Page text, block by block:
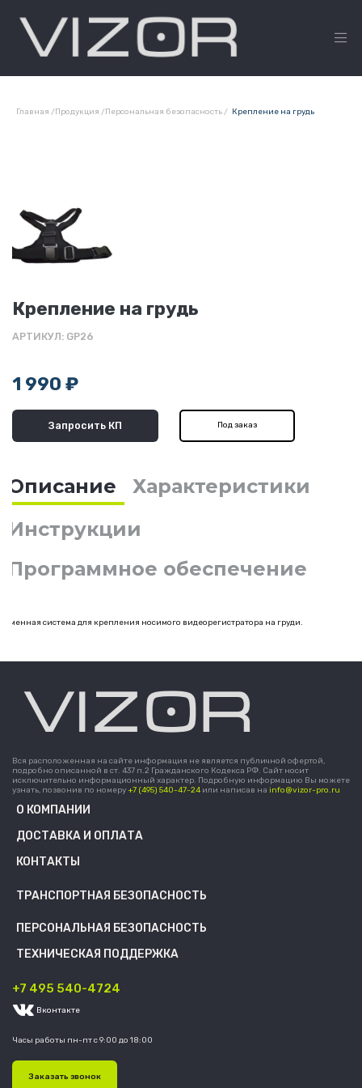
Главная /Продукция /Персональная безопасность / Крепление на грудь
Крепление на грудь
АРТИКУЛ: GP26
1 990 ₽
Запросить КП Под заказ
Описание
Характеристики
Инструкции
Программное обеспечение
Ременная система для крепления носимого видеорегистратора на груди.
Вся расположенная на сайте информация не является публичной офертой,
подробно описанной в ст. 437 п.2 Гражданского Кодекса РФ. Сайт носит
исключительно информационный характер. Подробную информацию Вы можете
узнать, позвонив по номеру+7 (495) 540-47-24 или написав на info@vizor-pro.ru
О КОМПАНИИ
ДОСТАВКА И ОПЛАТА
КОНТАКТЫ
ТЕХНИЧЕСКАЯ ПОДДЕРЖКА
ПЕРСОНАЛЬНАЯ БЕЗОПАСНОСТЬ
ТРАНСПОРТНАЯ БЕЗОПАСНОСТЬ
+7 495 540-4724
Вконтакте
Часы работы пн-пт с 9:00 до 18:00
Заказать звонок